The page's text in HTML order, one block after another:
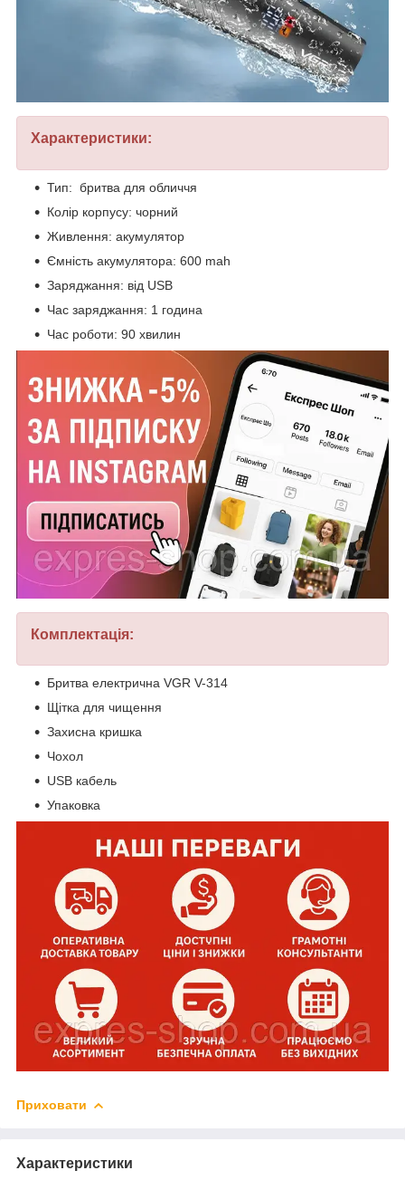
Характеристики:
Тип: бритва для обличчя
Колір корпусу: чорний
Живлення: акумулятор
Ємність акумулятора: 600 mah
Заряджання: від USB
Час заряджання: 1 година
Час роботи: 90 хвилин
Комплектація:
Бритва електрична VGR V-314
Щітка для чищення
Захисна кришка
Чохол
USB кабель
Упаковка
Приховати
Характеристики